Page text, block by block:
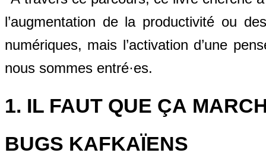
l’augmentation de la productivité ou
numériques, mais l’activation d’une
nous sommes entré·es.
1. IL FAUT QUE ÇA
BUGS KAFKAÏENS